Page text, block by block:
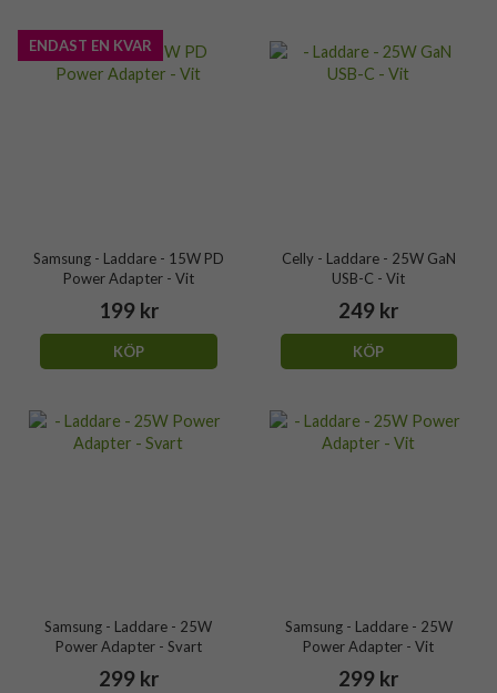
ENDAST EN KVAR
Samsung - Laddare - 15W PD
Power Adapter - Vit
199 kr
KÖP
Celly - Laddare - 25W GaN
USB-C - Vit
249 kr
KÖP
Samsung - Laddare - 25W
Power Adapter - Svart
299 kr
Samsung - Laddare - 25W
Power Adapter - Vit
299 kr